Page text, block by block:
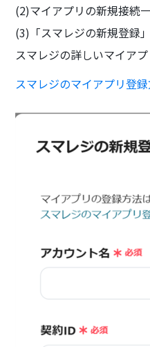
(2)マイアプリの新規接続
(3)「スマレジの新規登録
スマレジの詳しいマイア
スマレジのマイアプリ登